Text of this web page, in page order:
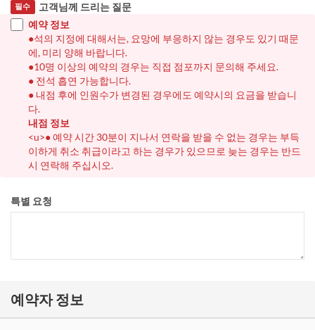
고객님께 드리는 질문
필수
예약 정보
●석의 지정에 대해서는, 요망에 부응하지 않는 경우도 있기 때문
에, 미리 양해 바랍니다.
●10명 이상의 예약의 경우는 직접 점포까지 문의해 주세요.
● 전석 흡연 가능합니다.
● 내점 후에 인원수가 변경된 경우에도 예약시의 요금을 받습니
다.
내점 정보
<u>● 예약 시간 30분이 지나서 연락을 받을 수 없는 경우는 부득
이하게 취소 취급이라고 하는 경우가 있으므로 늦는 경우는 반드
시 연락해 주십시오.
특별 요청
예약자 정보